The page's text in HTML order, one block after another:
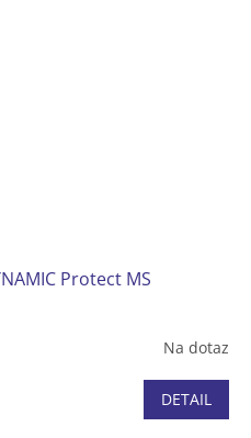
Protect MS
Na dotaz
DETAIL